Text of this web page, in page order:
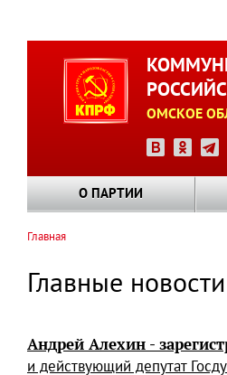
ОМСКОЕ
О ПАРТИИ
навигации
Главная
Главные новости
Андрей Алехин -
и действующий депутат